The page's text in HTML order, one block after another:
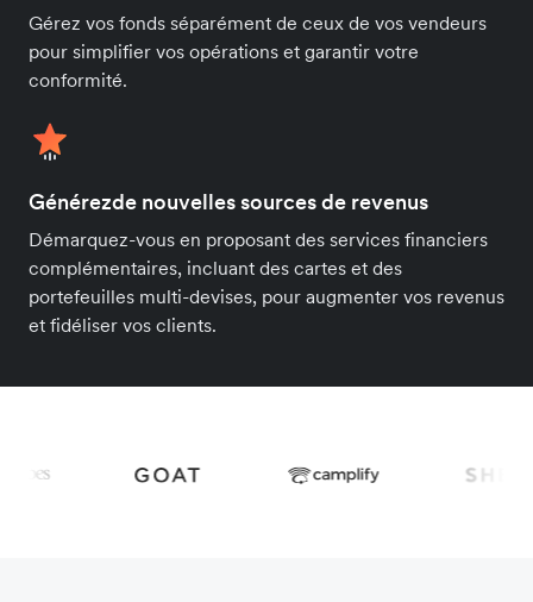
Gérez vos fonds séparément de ceux de vos vendeurs
pour simplifier vos opérations et garantir votre
conformité.
Générezde nouvelles sources de revenus
Démarquez-vous en proposant des services financiers
complémentaires, incluant des cartes et des
portefeuilles multi-devises, pour augmenter vos revenus
et fidéliser vos clients.